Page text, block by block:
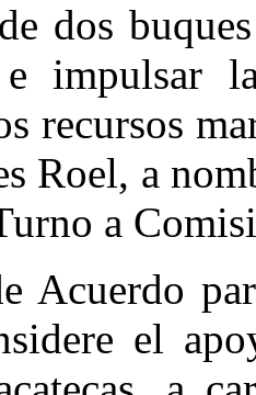
dos
impulsar
recursos
Roel, a
a
Acuerdo
el